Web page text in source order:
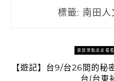
標籤: 南田人
東部景點走走看看
【遊記】台9/台26間的秘
台(台東